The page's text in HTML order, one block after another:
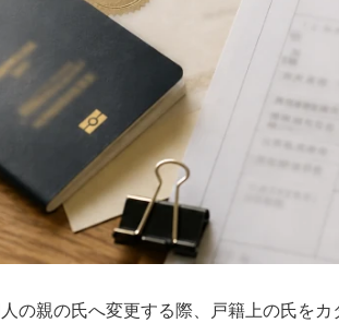
の親の氏へ変更する際、戸籍上の氏を